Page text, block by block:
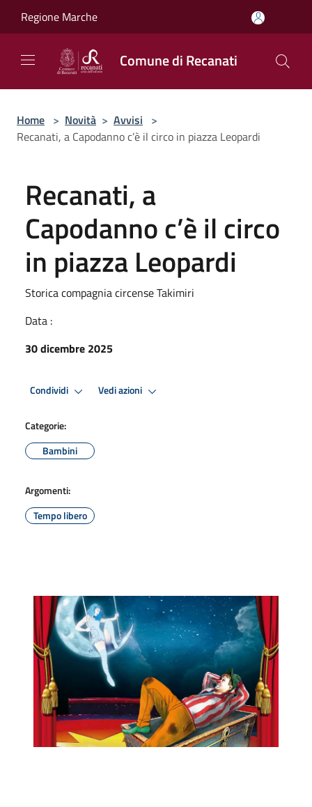
Regione Marche
Comune di Recanati
Home > Novità > Avvisi >
Recanati, a Capodanno c’è il circo in piazza Leopardi
Recanati, a
Capodanno c’è il circo
in piazza Leopardi
Storica compagnia circense Takimiri
Data :
30 dicembre 2025
Condividi Vedi azioni
Categorie:
Bambini
Argomenti:
Tempo libero